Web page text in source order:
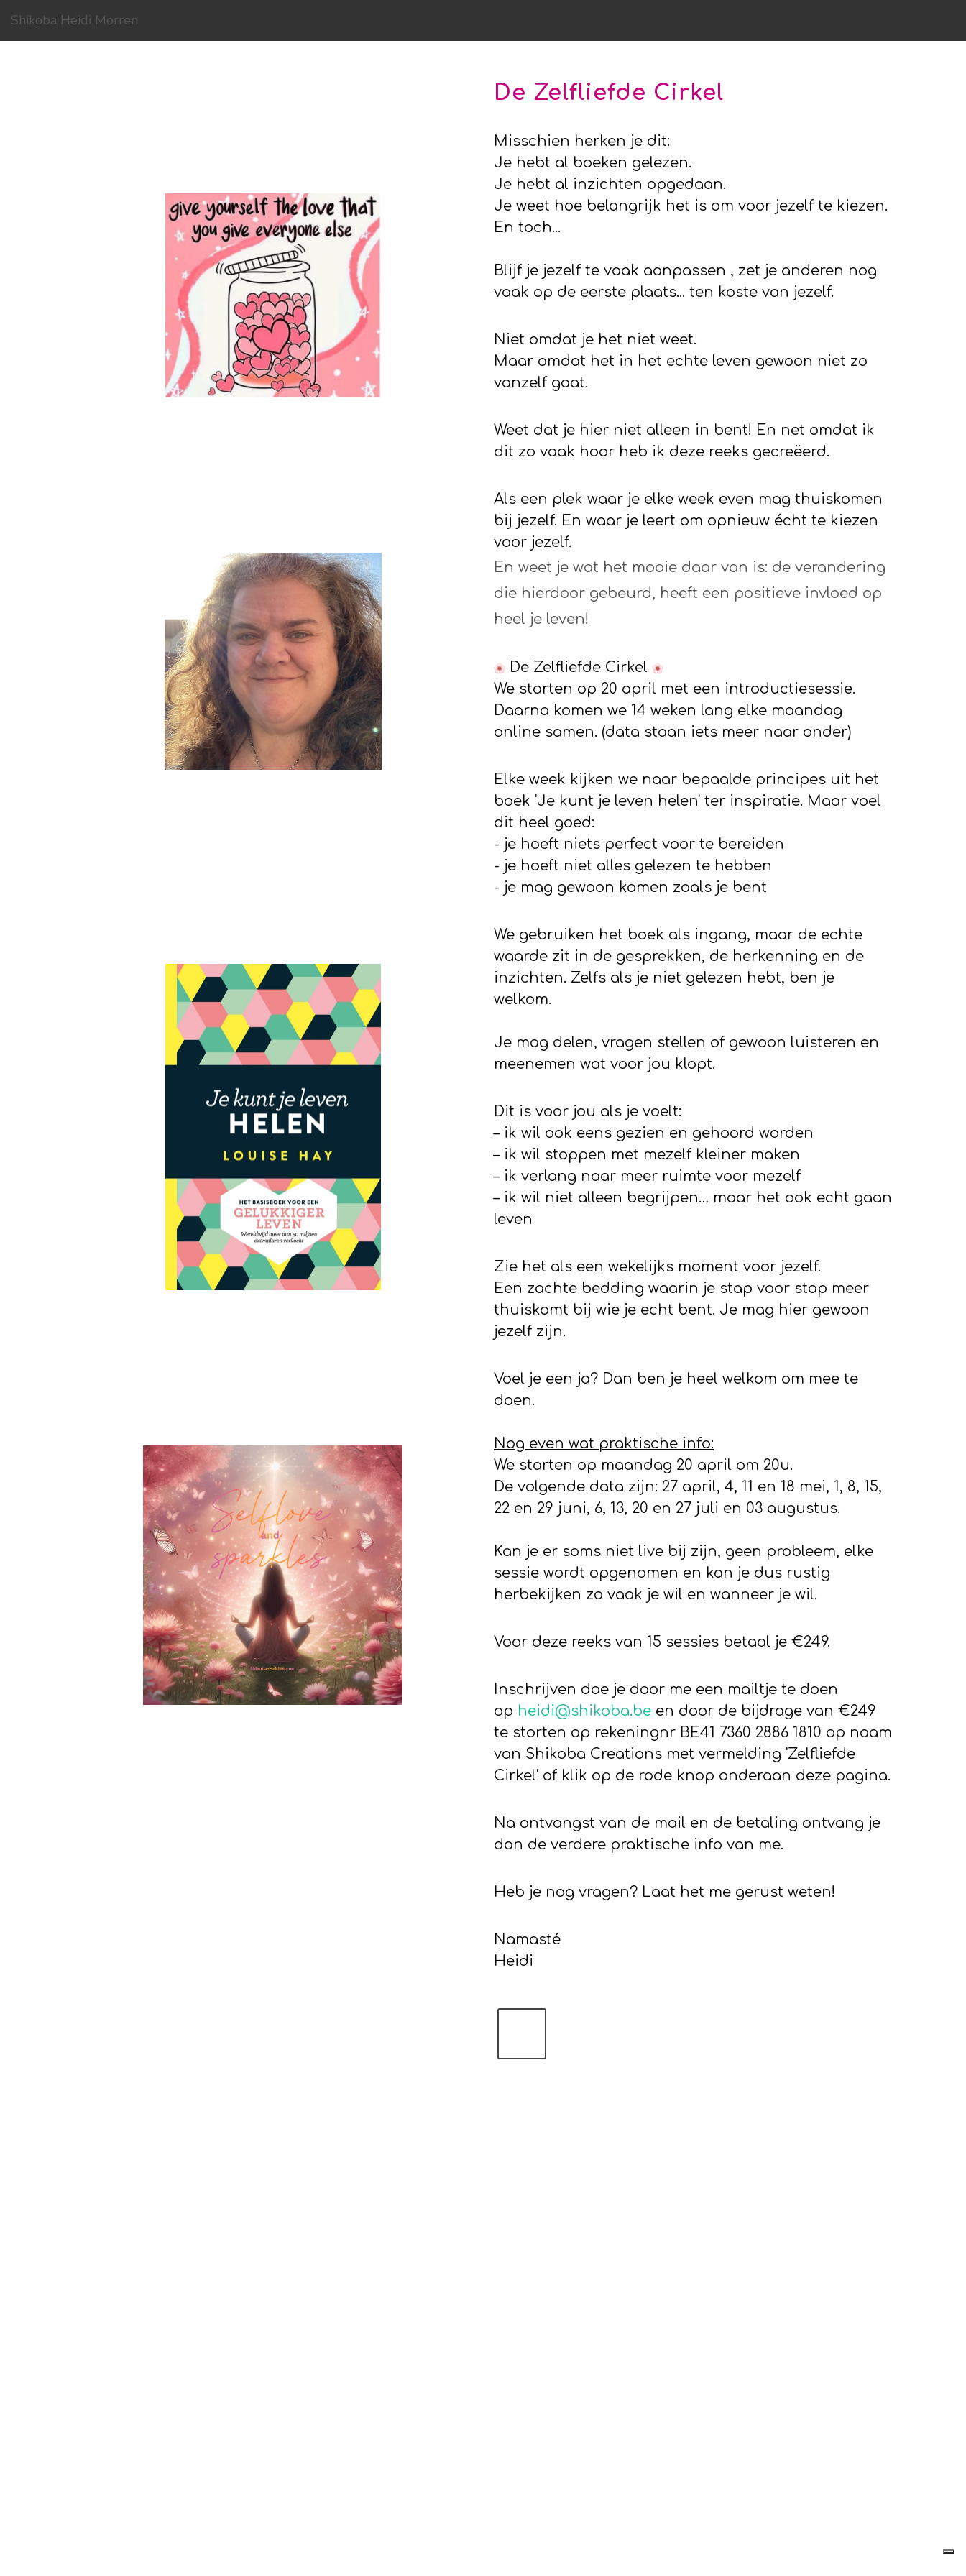
Shikoba Heidi Morren
De Zelfliefde Cirkel
Misschien herken je dit:
Je hebt al boeken gelezen.
Je hebt al inzichten opgedaan.
Je weet hoe belangrijk het is om voor jezelf te kiezen.
En toch...
Blijf je jezelf te vaak aanpassen , zet je anderen nog
vaak op de eerste plaats... ten koste van jezelf.
Niet omdat je het niet weet.
Maar omdat het in het echte leven gewoon niet zo
vanzelf gaat.
Weet dat je hier niet alleen in bent! En net omdat ik
dit zo vaak hoor heb ik deze reeks gecreëerd.
Als een plek waar je elke week even mag thuiskomen
bij jezelf. En waar je leert om opnieuw écht te kiezen
voor jezelf.
En weet je wat het mooie daar van is: de verandering
die hierdoor gebeurd, heeft een positieve invloed op
heel je leven!
De Zelfliefde Cirkel
We starten op 20 april met een introductiesessie.
Daarna komen we 14 weken lang elke maandag
online samen. (data staan iets meer naar onder)
Elke week kijken we naar bepaalde principes uit het
boek 'Je kunt je leven helen' ter inspiratie. Maar voel
dit heel goed:
- je hoeft niets perfect voor te bereiden
- je hoeft niet alles gelezen te hebben
- je mag gewoon komen zoals je bent
We gebruiken het boek als ingang, maar de echte
waarde zit in de gesprekken, de herkenning en de
inzichten. Zelfs als je niet gelezen hebt, ben je
welkom.
Je mag delen, vragen stellen of gewoon luisteren en
meenemen wat voor jou klopt.
Dit is voor jou als je voelt:
– ik wil ook eens gezien en gehoord worden
– ik wil stoppen met mezelf kleiner maken
– ik verlang naar meer ruimte voor mezelf
– ik wil niet alleen begrijpen… maar het ook echt gaan
leven
Zie het als een wekelijks moment voor jezelf.
Een zachte bedding waarin je stap voor stap meer
thuiskomt bij wie je echt bent. Je mag hier gewoon
jezelf zijn.
Voel je een ja? Dan ben je heel welkom om mee te
doen.
Nog even wat praktische info:
We starten op maandag 20 april om 20u.
De volgende data zijn: 27 april, 4, 11 en 18 mei, 1, 8, 15,
22 en 29 juni, 6, 13, 20 en 27 juli en 03 augustus.
Kan je er soms niet live bij zijn, geen probleem, elke
sessie wordt opgenomen en kan je dus rustig
herbekijken zo vaak je wil en wanneer je wil.
Voor deze reeks van 15 sessies betaal je €249.
Inschrijven doe je door me een mailtje te doen
op heidi@shikoba.be en door de bijdrage van €249
te storten op rekeningnr BE41 7360 2886 1810 op naam
van Shikoba Creations met vermelding 'Zelfliefde
Cirkel' of klik op de rode knop onderaan deze pagina.
Na ontvangst van de mail en de betaling ontvang je
dan de verdere praktische info van me.
Heb je nog vragen? Laat het me gerust weten!
Namasté
Heidi